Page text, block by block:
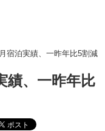
宿泊実績、一昨年比5割減
績、一昨年比
ポスト